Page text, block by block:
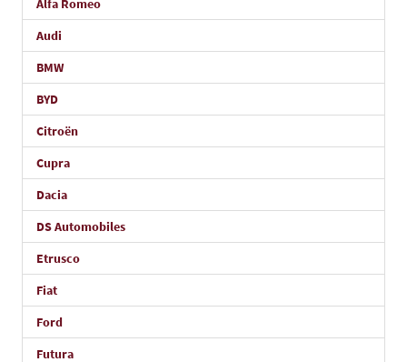
Alfa Romeo
Audi
BMW
BYD
Citroën
Cupra
Dacia
DS Automobiles
Etrusco
Fiat
Ford
Futura